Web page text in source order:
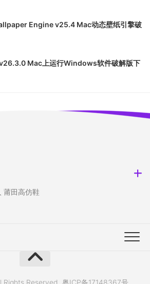
Engine v25.4 Mac动态壁纸引擎破
Mac上运行Windows软件破解版下
莆田高仿鞋
Reserved. 粤ICP备17148367号